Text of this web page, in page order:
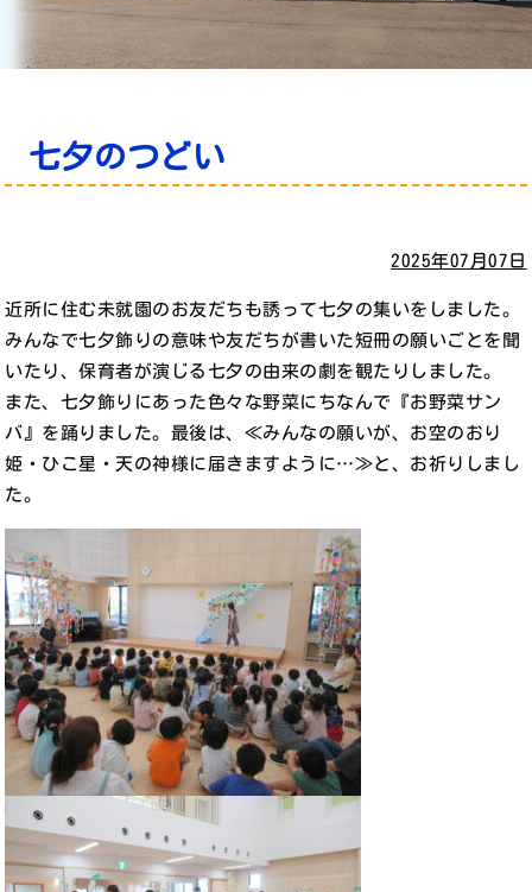
七夕のつどい
2025年07月07日
近所に住む未就園のお友だちも誘って七夕の集いをしました。
みんなで七夕飾りの意味や友だちが書いた短冊の願いごとを聞
いたり、保育者が演じる七夕の由来の劇を観たりしました。
また、七夕飾りにあった色々な野菜にちなんで『お野菜サン
バ』を踊りました。最後は、≪みんなの願いが、お空のおり
姫・ひこ星・天の神様に届きますように…≫と、お祈りしまし
た。